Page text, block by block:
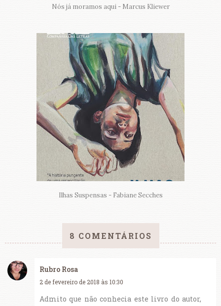
Nós já moramos aqui - Marcus Kliewer
Ilhas Suspensas - Fabiane Secches
8 COMENTÁRIOS
Rubro Rosa
2 de fevereiro de 2018 às 10:30
Admito que não conhecia este livro do autor,